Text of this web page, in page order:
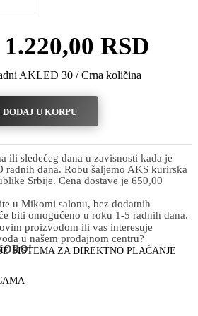
1.220,00 RSD
AKLED 30 / Crna količina
DODAJ U KORPU
ili sledećeg dana u zavisnosti kada je
radnih dana. Robu šaljemo AKS kurirska
Srbije. Cena dostave je 650,00
u Mikomi salonu, bez dodatnih
biti omogućeno u roku 1-5 radnih dana.
proizvodom ili vas interesuje
u našem prodajnom centru?
SISTEMA ZA DIREKTNO PLAĆANJE